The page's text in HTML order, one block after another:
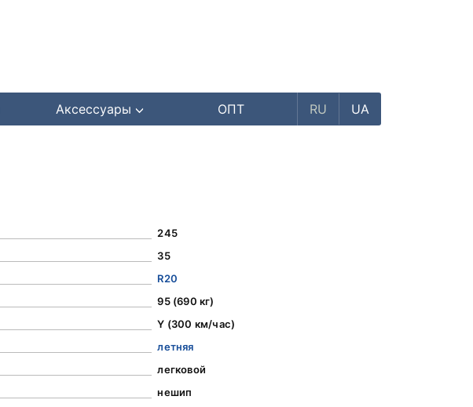
Аксессуары ОПТ RU UA
245
35
R20
95 (690 кг)
Y (300 км/час)
летняя
легковой
нешип